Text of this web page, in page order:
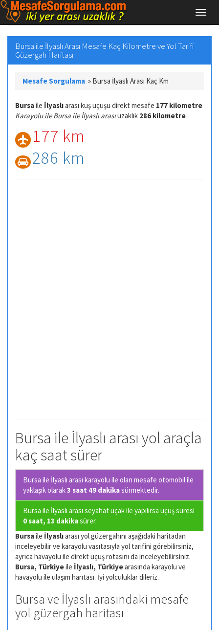
Bursa ile İlyaslı Arası Mesafe Kaç Kilometre ve Yol Tarifi
Güzergah Haritası
Mesafe Sorgulama » Bursa İlyaslı Arası Kaç Km
Bursaile İlyaslıarası kuş uçuşu direkt mesafe 177 kilometre
Karayolu ile Bursa ile İlyaslı arasıuzaklık 286 kilometre
177 km
286 km
Bursa ile İlyaslı arası yol araçla
kaç saat sürer
Bursa ile İlyaslı arası karayolu ile olan mesafe otomobil ile
yaklaşık olarak3 saat 49 dakikasürmektedir.
Bursa ile İlyaslı arası seyahat uçak ile yapılırsa uçuş süresi
0 saat, 13 dakikasürer.
Bursaile İlyaslıarası yol güzergahını aşağıdaki haritadan
inceleyebilir ve karayolu vasıtasıyla yol tarifini görebilirsiniz,
ayrıca havayolu ile direkt uçuş rotasını da inceleyebilirsiniz.
Bursa, Türkiyeile İlyaslı, Türkiyearasında karayolu ve
havayolu ile ulaşım harıtası. İyi yolculuklar dileriz.
Bursa ve İlyaslı arasındaki mesafe
yol güzergah haritası